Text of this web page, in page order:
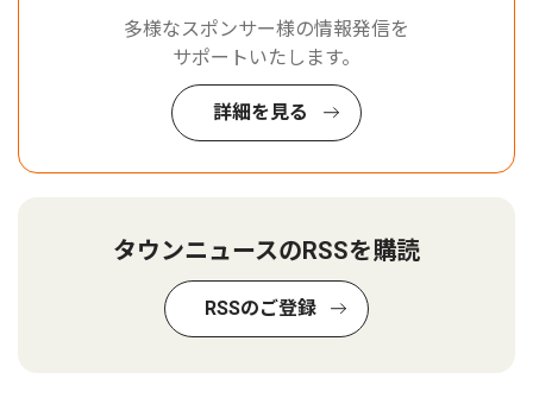
多様なスポンサー様の情報発信を
サポートいたします。
詳細を見る
タウンニュースのRSSを購読
RSSのご登録